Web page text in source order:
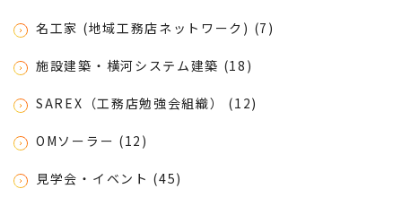
名工家 (地域工務店ネットワーク) (7)
施設建築・横河システム建築 (18)
SAREX（工務店勉強会組織） (12)
OMソーラー (12)
見学会・イベント (45)